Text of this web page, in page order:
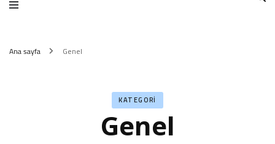
Ana sayfa Genel
KATEGORI
Genel